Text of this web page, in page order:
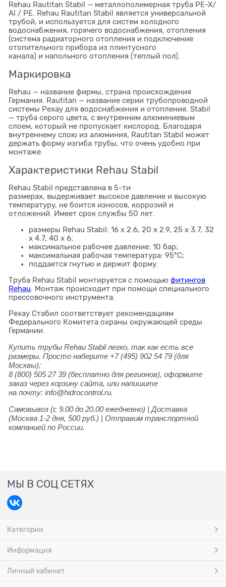
Rehau Rautitan Stabil — металлополимерная труба PE-X/
Al / PE. Rehau Rautitan Stabil является универсальной
трубой, и используется для систем холодного
водоснабжения, горячего водоснабжения, отопления
(система радиаторного отопления и подключение
отопительного прибора из плинтусного
канала) и напольного отопления (теплый пол).
Маркировка
Rehau — название фирмы, страна происхождения
Германия. Rautitan — название серии трубопроводной
системы Рехау для водоснабжения и отопления. Stabil
— труба серого цвета, с внутренним алюминиевым
слоем, который не пропускает кислород. Благодаря
внутреннему слою из алюминия, Rautitan Stabil может
держать форму изгиба трубы, что очень удобно при
монтаже.
Характеристики Rehau Stabil
Rehau Stabil представлена в 5-ти
размерах, выдерживает высокое давление и высокую
температуру, не боится износов, коррозий и
отложений. Имеет срок службы 50 лет.
размеры Rehau Stabil: 16 х 2.6, 20 х 2.9, 25 х 3.7, 32
х 4.7, 40 х 6;
максимальное рабочее давление: 10 бар;
максимальная рабочая температура: 95°С;
поддается гнутью и держит форму.
Труба Rehau Stabil монтируется с помощью фитингов
Rehau. Монтаж происходит при помощи специального
прессовочного инструмента.
Рехау Стабил соответствует рекомендациям
Федерального Комитета охраны окружающей среды
Германии.
Купить трубы Rehau Stabil легко, так как есть все
размеры. Просто наберите +7 (495) 902 54 79 (для
Москвы);
8 (800) 505 27 39 (бесплатно для регионов), оформите
заказ через корзину сайта, или напишите
на почту: info@hidrocontrol.ru.
Самовывоз (с 9.00 до 20.00 ежедневно) | Доставка
(Москва 1-2 дня, 500 руб.) | Отправим транспортной
компанией по России.
МЫ В СОЦ СЕТЯХ
Категории
Информация
Личный кабинет